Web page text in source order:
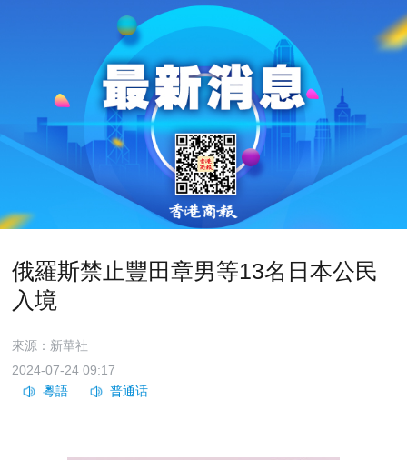
俄羅斯禁止豐田章男等13名日本公民
入境
來源：新華社
2024-07-24 09:17